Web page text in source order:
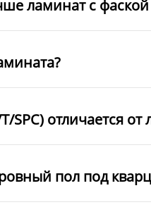
ламинат с
SPC) отличается
пол под